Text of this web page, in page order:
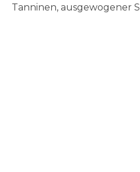
Tanninen, ausgewogener